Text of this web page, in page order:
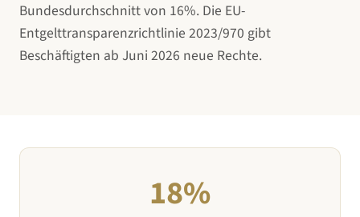
Bundesdurchschnitt von 16%. Die EU-
Entgelttransparenzrichtlinie 2023/970 gibt
Beschäftigten ab Juni 2026 neue Rechte.
18%